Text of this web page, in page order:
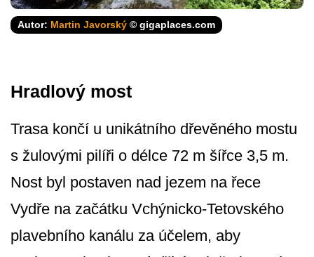
Autor: Martin Javorský © gigaplaces.com
Hradlový most
Trasa končí u unikátního dřevěného mostu
s žulovými pilíři o délce 72 m šířce 3,5 m.
Nost byl postaven nad jezem na řece
Vydře na začátku Vchýnicko-Tetovského
plavebního kanálu za účelem, aby